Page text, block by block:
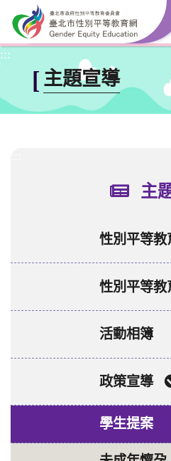
跳到主要內容區塊
:::
[ 主題宣導
主
性別平等教
性別平等教
活動相簿
政策宣導
學生提案